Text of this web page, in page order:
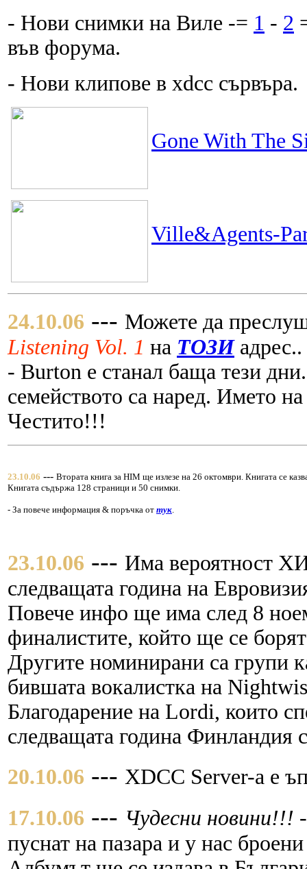
- Нови снимки на Виле -= 1 - 2
във форума.
- Нови клипове в xdcc сървъра.
Gone With The
Ville&Agents-
24.10.06 --- Можете да
Listening Vol. 1 на ТОЗИадрес..
- Burton е станал баща тези
семейството са наред. Името
Честито!!!
23.10.06 --- Втората книга за HIM ще излезе на 26 октомври. Книгата се
Книгата съдържа 128 страници и 50 снимки.
- За повече информация & поръчка от тук
23.10.06 --- Има вероятност
следващата година на
Повече инфо ще има след 8
финалистите, който ще се
Другите номинирани са групи
бившата вокалистка на
Благодарение на Lordi, които
следващата година Финландия
20.10.06 --- XDCC Server-a е
17.10.06 --- Чудесни новини!!!
пуснат на пазара и у нас